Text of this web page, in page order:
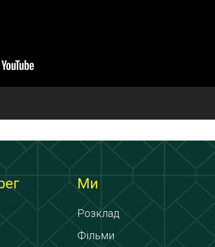
Ми
Розклад
Фільми